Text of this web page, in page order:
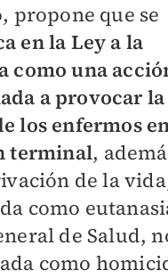
propone que se
en la Ley a la
como una
a provocar la
los enfermos
terminal,
de la
como
de Salud,
como